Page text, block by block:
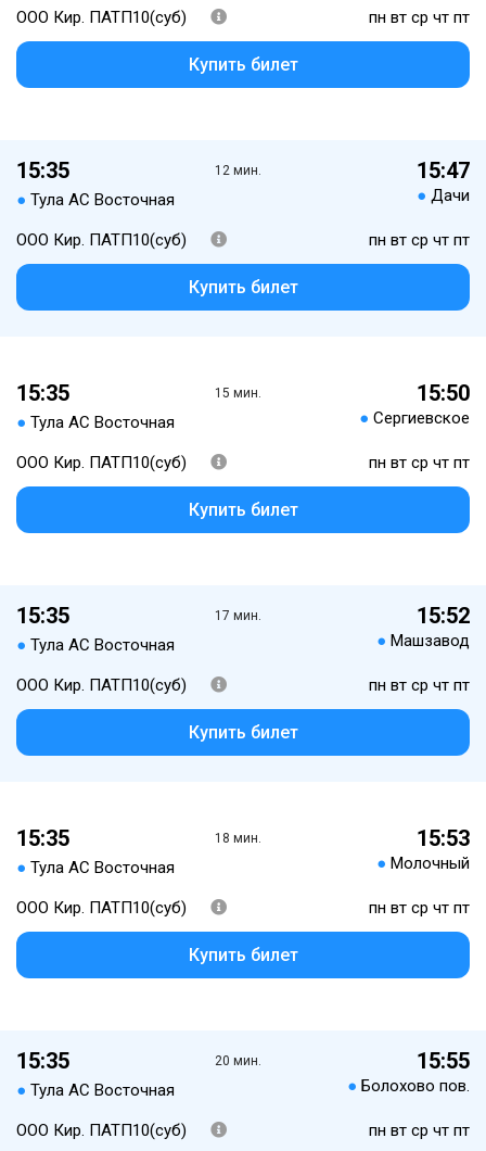
ООО Кир. ПАТП10(суб) пн вт ср чт пт
Купить билет
15:35
● Тула АС Восточная
12 мин. 15:47
● Дачи
ООО Кир. ПАТП10(суб) пн вт ср чт пт
Купить билет
15:35
● Тула АС Восточная
15 мин. 15:50
● Сергиевское
ООО Кир. ПАТП10(суб) пн вт ср чт пт
Купить билет
15:35
● Тула АС Восточная
17 мин. 15:52
● Машзавод
ООО Кир. ПАТП10(суб) пн вт ср чт пт
Купить билет
15:35
● Тула АС Восточная
18 мин. 15:53
● Молочный
ООО Кир. ПАТП10(суб) пн вт ср чт пт
Купить билет
15:35
● Тула АС Восточная
20 мин. 15:55
● Болохово пов.
ООО Кир. ПАТП10(суб) пн вт ср чт пт